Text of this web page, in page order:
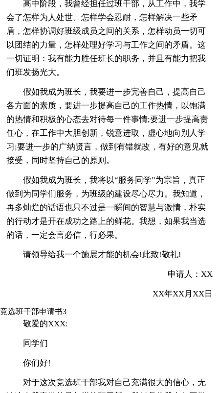
高中阶段，我曾经担任过班干部，从工作中，我学
会了怎样为人处世、怎样学会忍耐，怎样解决一些矛
盾，怎样协调好班级成员之间的关系，怎样动员一切可
以团结的力量，怎样处理好学习与工作之间的矛盾。这
一切证明：我有能力胜任班长的职务，并且有能力把我
们班发扬光大。
假如我成为班长，我要进一步完善自己，提高自己
各方面的素质，要进一步提高自己的工作热情，以饱满
的热情和积极的心态去对待每一件事情;要进一步提高责
任心，在工作中大胆创新，锐意进取，虚心地向别人学
习;要进一步的广纳贤言，做到有错就改，有好的意见就
接受，同时坚持自己的原则。
假如我成为班长，我将以“服务同学”为宗旨，真正
做到为同学们服务，为班级的建设尽心尽力。我知道，
再多灿烂的话语也只不过是一瞬间的智慧与激情，朴实
的行动才是开在成功之路上的鲜花。我想，如果我当选
的话，一定会言必信，行必果。
请领导给我一个施展才能的机会!此致!敬礼!
申请人：XX
XX年XX月XX日
竞选班干部申请书3
敬爱的XXX:
同学们
你们好!
对于这次竞选班干部我对自己充满很大的信心，无